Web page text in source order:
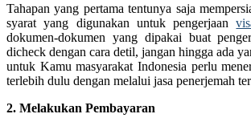
Tahapan yang pertama tentunya saja
syarat yang digunakan untuk pengerjaan
dokumen-dokumen yang dipakai buat
dicheck dengan cara detil, jangan hingga ada
untuk Kamu masyarakat Indonesia perlu
terlebih dulu dengan melalui jasa penerjemah
2. Melakukan Pembayaran